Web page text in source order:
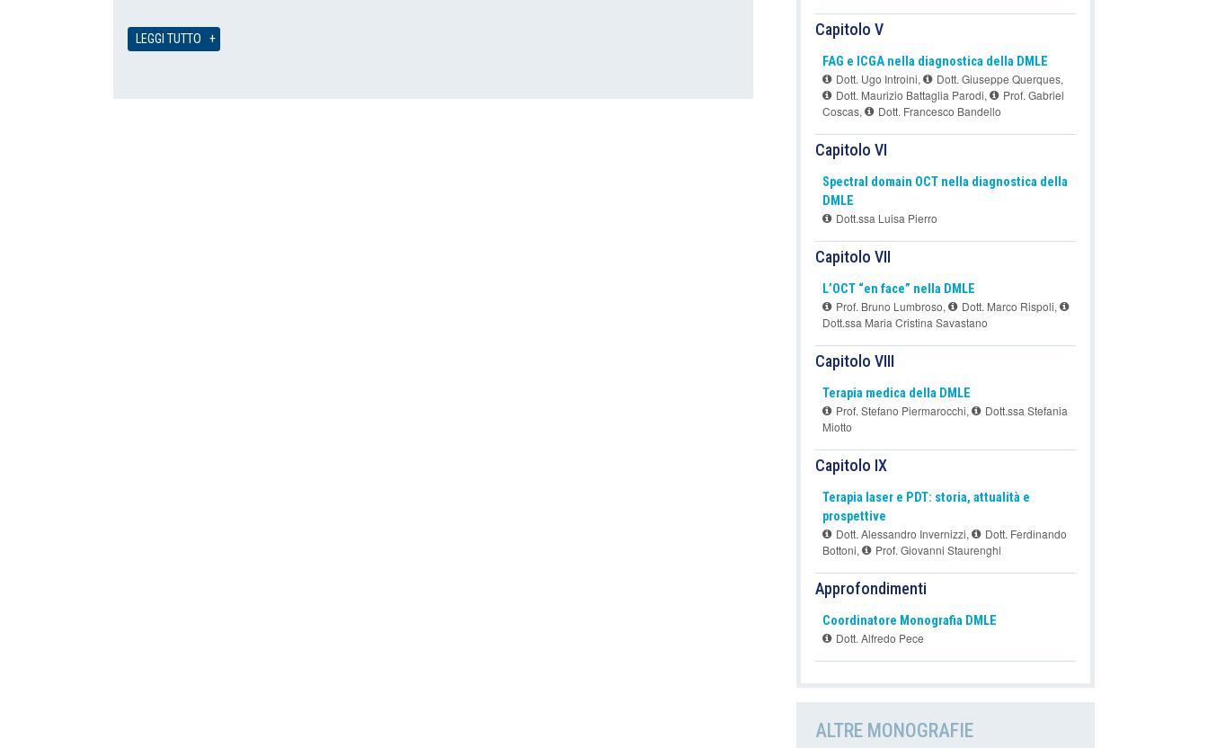
LEGGI TUTTO
Capitolo V
FAG e ICGA nella diagnostica della DMLE
Dott. Ugo Introini, Dott. Giuseppe Querques,
Dott. Maurizio Battaglia Parodi,
Prof. Gabriel
Coscas, Dott. Francesco Bandello
Capitolo VI
Spectral domain OCT nella diagnostica della
DMLE
Dott.ssa Luisa Pierro
Capitolo VII
L’OCT “en face” nella DMLE
Prof. Bruno Lumbroso, Dott. Marco Rispoli,
Dott.ssa Maria Cristina Savastano
Capitolo VIII
Terapia medica della DMLE
Prof. Stefano Piermarocchi,
Dott.ssa Stefania
Miotto
Capitolo IX
Terapia laser e PDT: storia, attualità e
prospettive
Dott. Alessandro Invernizzi,
Dott. Ferdinando
Bottoni, Prof. Giovanni Staurenghi
Approfondimenti
Coordinatore Monografia DMLE
Dott. Alfredo Pece
ALTRE MONOGRAFIE